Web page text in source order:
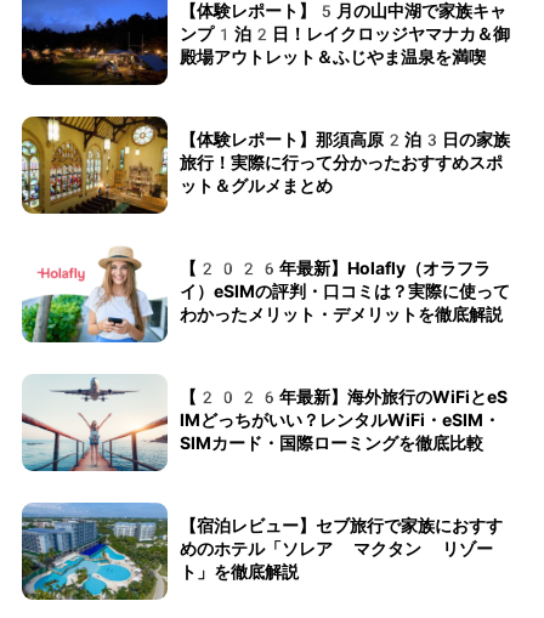
【体験レポート】5月の山中湖で家族キャ
ンプ1泊2日！レイクロッジヤマナカ＆御
殿場アウトレット＆ふじやま温泉を満喫
【体験レポート】那須高原2泊3日の家族
旅行！実際に行って分かったおすすめスポ
ット＆グルメまとめ
【2026年最新】Holafly（オラフラ
イ）eSIMの評判・口コミは？実際に使って
わかったメリット・デメリットを徹底解説
【2026年最新】海外旅行のWiFiとeS
IMどっちがいい？レンタルWiFi・eSIM・
SIMカード・国際ローミングを徹底比較
【宿泊レビュー】セブ旅行で家族におすす
めのホテル「ソレア マクタン リゾー
ト」を徹底解説